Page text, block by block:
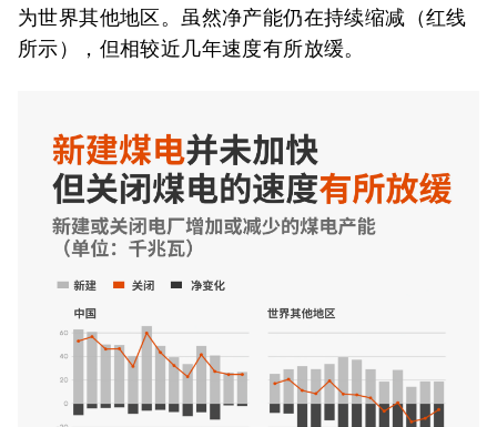
为世界其他地区。虽然净产能仍在持续缩减（红线
所示），但相较近几年速度有所放缓。